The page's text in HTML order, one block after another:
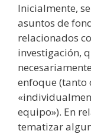
Inicialmente,
asuntos de
relacionados
investigación,
enfoque (tanto
equipo»). En
tematizar